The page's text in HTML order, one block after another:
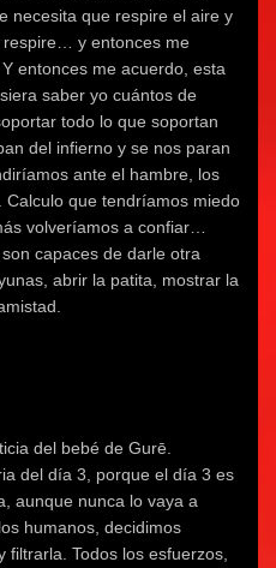
necesita que respire el aire y
respire… y entonces me
entonces me acuerdo, esta
saber yo cuántos de
todo lo que soportan
del infierno y se nos paran
ante el hambre, los
que tendríamos miedo
volveríamos a confiar…
capaces de darle otra
abrir la patita, mostrar la
del bebé de Gurē.
del día 3, porque el día 3 es
aunque nunca lo vaya a
humanos, decidimos
Todos los esfuerzos,